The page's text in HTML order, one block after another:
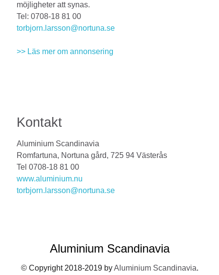
möjligheter att synas.
Tel: 0708-18 81 00
torbjorn.larsson@nortuna.se
>> Läs mer om annonsering
Kontakt
Aluminium Scandinavia
Romfartuna, Nortuna gård, 725 94 Västerås
Tel 0708-18 81 00
www.aluminium.nu
torbjorn.larsson@nortuna.se
Aluminium Scandinavia
© Copyright 2018-2019 byAluminium Scandinavia.